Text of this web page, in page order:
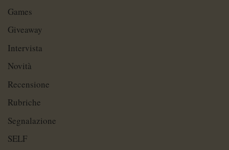
Games
Giveaway
Intervista
Novità
Recensione
Rubriche
Segnalazione
SELF